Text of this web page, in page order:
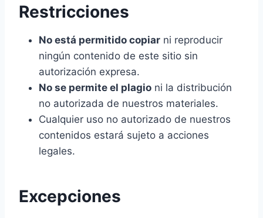
Restricciones
No está permitido copiar ni reproducir
ningún contenido de este sitio sin
autorización expresa.
No se permite el plagio ni la distribución
no autorizada de nuestros materiales.
Cualquier uso no autorizado de nuestros
contenidos estará sujeto a acciones
legales.
Excepciones